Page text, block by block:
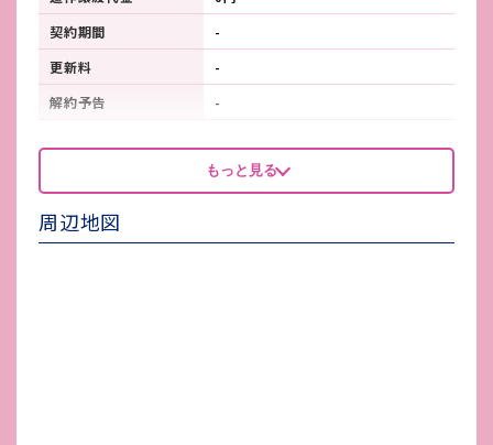
契約期間
-
更新料
-
解約予告
-
看板製作費
-
看板使用料・
維持管理費
-
鍵交換費
-
もっと見る
周辺地図